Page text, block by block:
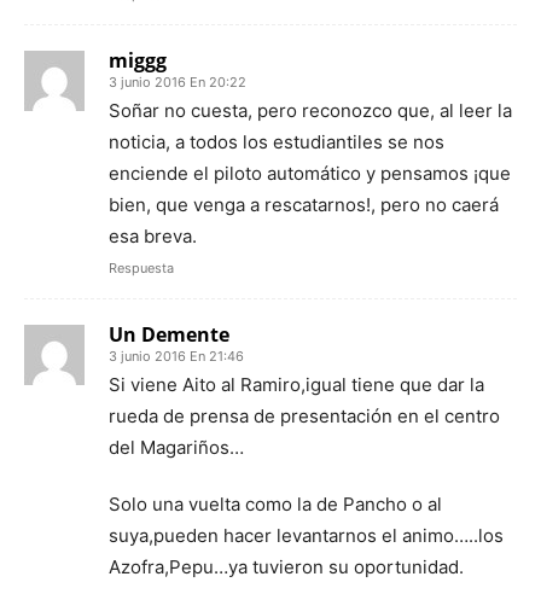
miggg
3 junio 2016 En 20:22
Soñar no cuesta, pero reconozco que, al leer la
noticia, a todos los estudiantiles se nos
enciende el piloto automático y pensamos ¡que
bien, que venga a rescatarnos!, pero no caerá
esa breva.
Respuesta
Un Demente
3 junio 2016 En 21:46
Si viene Aito al Ramiro,igual tiene que dar la
rueda de prensa de presentación en el centro
del Magariños…
Solo una vuelta como la de Pancho o al
suya,pueden hacer levantarnos el animo…..los
Azofra,Pepu…ya tuvieron su oportunidad.